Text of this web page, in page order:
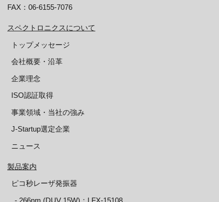
FAX：06-6155-7076
スペクトロニクスについて
トップメッセージ
会社概要・沿革
企業理念
ISO認証取得
事業領域・当社の強み
J-Startup選定企業
ニュース
製品案内
ピコ秒レーザ発振器
‐ 266nm (DUV 15W)：LFX-15108